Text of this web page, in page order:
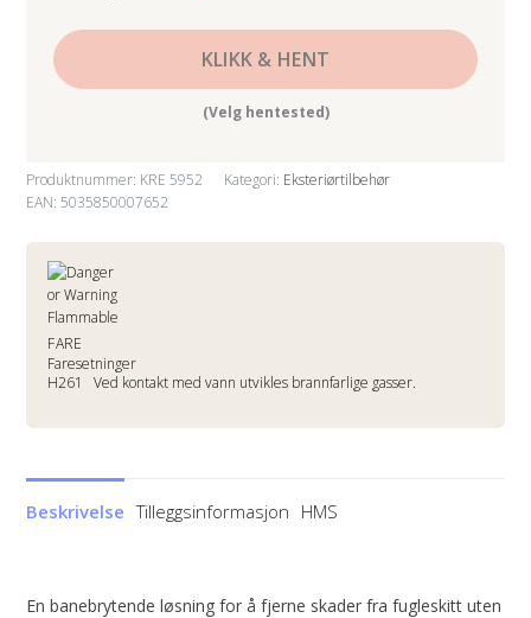
KLIKK & HENT
(Velg hentested)
Produktnummer: KRE 5952 Kategori: Eksteriørtilbehør
EAN: 5035850007652
FARE
Faresetninger
H261
Ved kontakt med vann utvikles brannfarlige gasser.
Beskrivelse Tilleggsinformasjon HMS
En banebrytende løsning for å fjerne skader fra fugleskitt uten